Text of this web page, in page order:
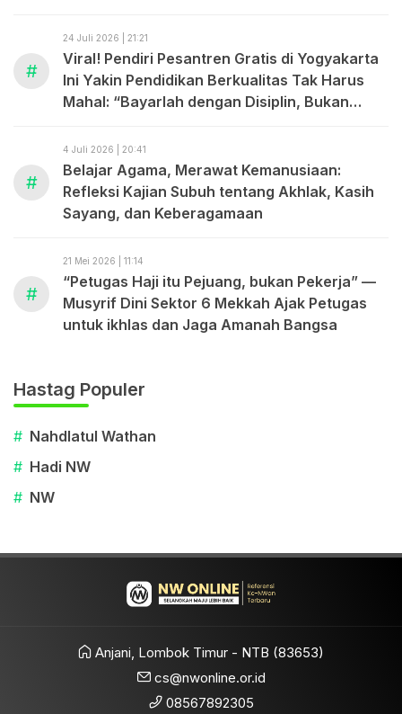
#
24 Juli 2026 | 21:21
Viral! Pendiri Pesantren Gratis di Yogyakarta
Ini Yakin Pendidikan Berkualitas Tak Harus
Mahal: “Bayarlah dengan Disiplin, Bukan
#
4 Juli 2026 | 20:41
Belajar Agama, Merawat Kemanusiaan:
Refleksi Kajian Subuh tentang Akhlak, Kasih
Sayang, dan Keberagamaan
#
21 Mei 2026 | 11:14
“Petugas Haji itu Pejuang, bukan Pekerja” —
Musyrif Dini Sektor 6 Mekkah Ajak Petugas
untuk ikhlas dan Jaga Amanah Bangsa
Hastag Populer
# Nahdlatul Wathan
# Hadi NW
# NW
Anjani, Lombok Timur - NTB (83653)
cs@nwonline.or.id
08567892305